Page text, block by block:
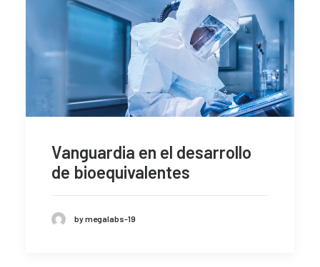
Vanguardia en el desarrollo
de bioequivalentes
by megalabs-19